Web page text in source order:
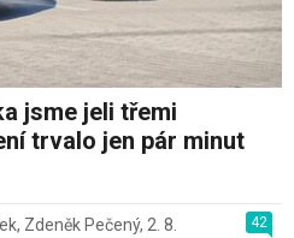
jsme jeli třemi
trvalo jen pár minut
42
, Zdeněk Pečený, 2. 8.